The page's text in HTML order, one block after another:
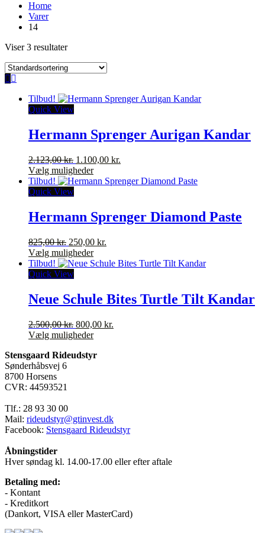
Home
Varer
14
Viser 3 resultater
Tilbud!
Quick View
Hermann Sprenger Aurigan Kandar
2.123,00kr. Den
oprindelige
pris
1.100,00 kr.
pris
Vælg mulighederDette
vare
varianter.
Mulighederne
vælges
på
varesiden
Tilbud!
Quick View
Hermann Sprenger Diamond Paste
825,00kr. Den
oprindelige
pris
var:
250,00 kr.
pris
Vælg mulighederDette
vare
varianter.
Mulighederne
vælges
på
Tilbud!
Quick View
Neue Schule Bites Turtle Tilt Kandar
2.500,00kr. Den
oprindelige
var:
800,00 kr.
Vælg mulighederDette
har
på
varesiden
Stensgaard Rideudstyr
Sønderhåbsvej 6
8700 Horsens
CVR: 44593521
Tlf.: 28 93 30 00
Mail: rideudstyr@gtinvest.dk
Facebook: Stensgaard Rideudstyr
Åbningstider
Hver søndag kl. 14.00-17.00 eller efter aftale
Betaling med:
- Kontant
- Kreditkort
(Dankort, VISA eller MasterCard)